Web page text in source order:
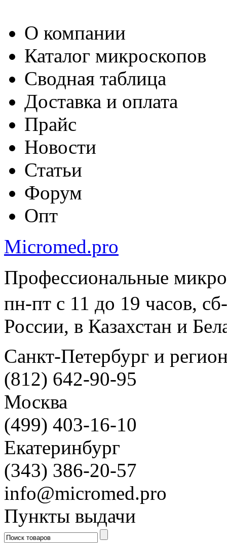
О компании
Каталог микроскопов
Сводная таблица
Доставка и оплата
Прайс
Новости
Статьи
Форум
Опт
Micromed.pro
Профессиональные
пн-пт с 11 до 19 часов,
России, в Казахстан и
Санкт-Петербург и
(812) 642-90-95
Москва
(499) 403-16-10
Екатеринбург
(343) 386-20-57
info@micromed.pro
Пункты выдачи